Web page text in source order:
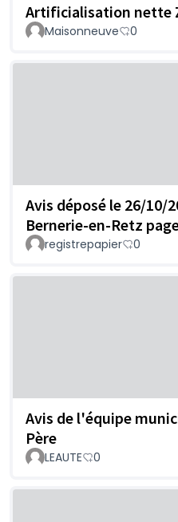
Artificialisation nette
Maisonneuve 0
Avis déposé le 26/10/
Bernerie-en-Retz
registrepapier 0
Avis de l'équipe
Père
LEAUTE 0